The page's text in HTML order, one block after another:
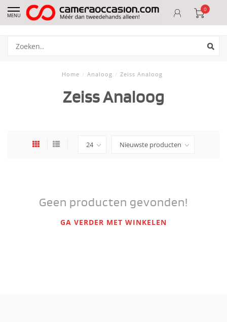
MENU
0
Home / Analoog / Zeiss Analoog
Zeiss Analoog
Geen producten gevonden!
GA VERDER MET WINKELEN